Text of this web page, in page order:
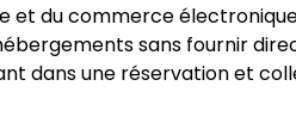
du commerce
sans fournir
dans une réservation et